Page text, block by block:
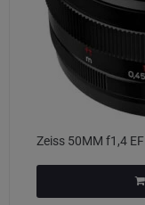
Zeiss 50MM f1,4 EF